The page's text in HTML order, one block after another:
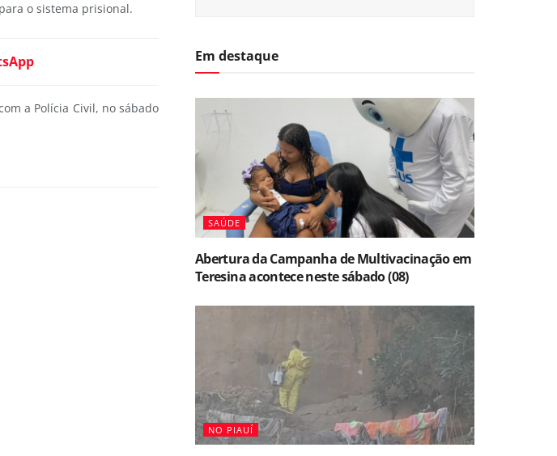
o sistema prisional.
a Polícia Civil, no sábado
Em destaque
SAÚDE
Abertura da Campanha de Multivacinação em
Teresina acontece neste sábado (08)
NO PIAUÍ